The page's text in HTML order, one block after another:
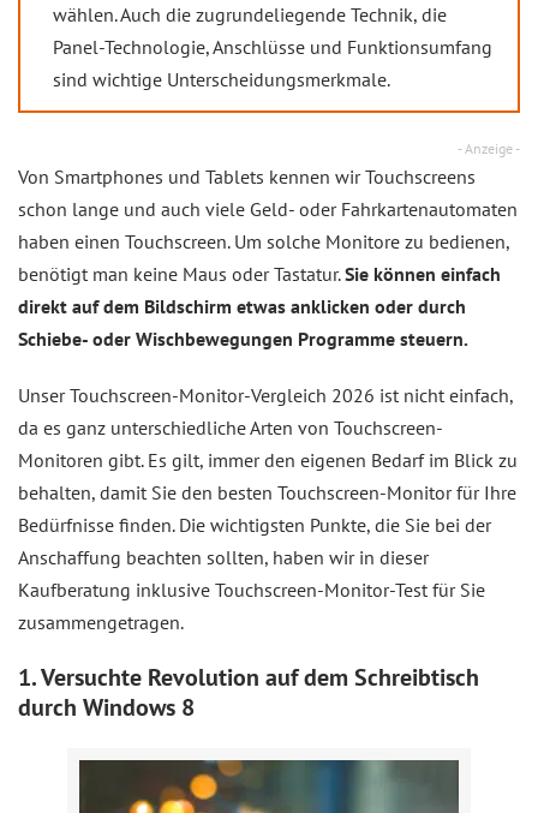
wählen. Auch die zugrundeliegende Technik, die
Panel-Technologie, Anschlüsse und Funktionsumfang
sind wichtige Unterscheidungsmerkmale.
- Anzeige -
Von Smartphones und Tablets kennen wir Touchscreens
schon lange und auch viele Geld- oder Fahrkartenautomaten
haben einen Touchscreen. Um solche Monitore zu bedienen,
benötigt man keine Maus oder Tastatur.Sie können einfach
direkt auf dem Bildschirm etwas anklicken oder durch
Schiebe- oder Wischbewegungen Programme steuern.
Unser Touchscreen-Monitor-Vergleich 2026 ist nicht einfach,
da es ganz unterschiedliche Arten von Touchscreen-
Monitoren gibt. Es gilt, immer den eigenen Bedarf im Blick zu
behalten, damit Sie den besten Touchscreen-Monitor für Ihre
Bedürfnisse finden. Die wichtigsten Punkte, die Sie bei der
Anschaffung beachten sollten, haben wir in dieser
Kaufberatung inklusive Touchscreen-Monitor-Test für Sie
zusammengetragen.
1. Versuchte Revolution auf dem Schreibtisch
durch Windows 8